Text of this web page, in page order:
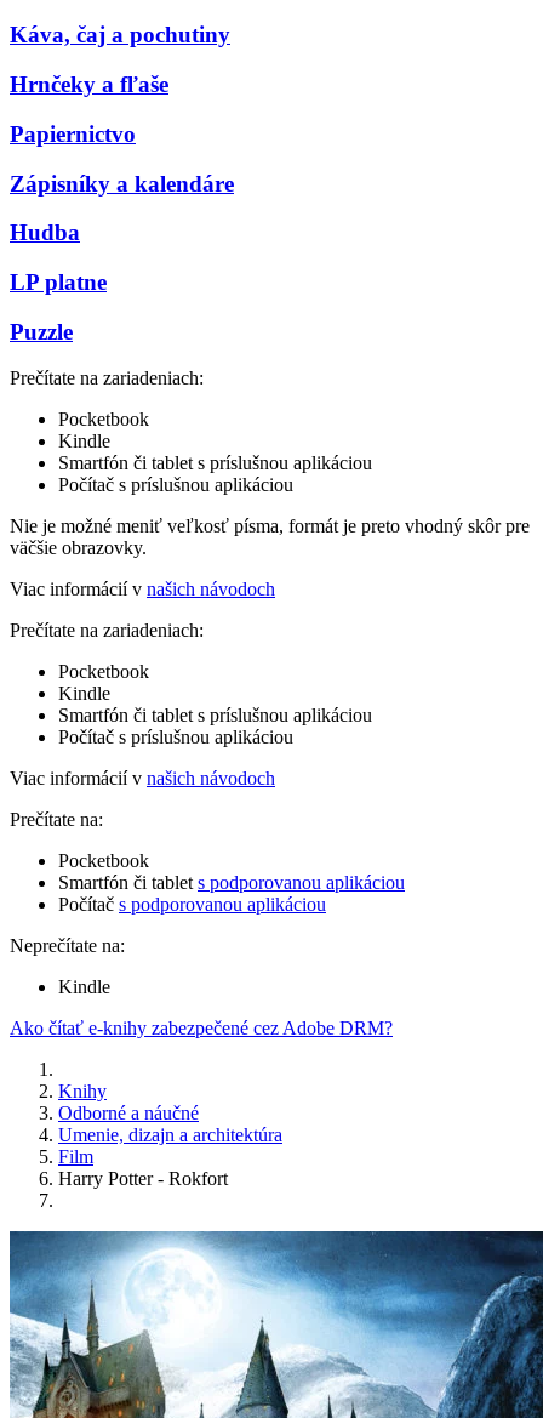
Káva, čaj a pochutiny
Hrnčeky a fľaše
Papiernictvo
Zápisníky a kalendáre
Hudba
LP platne
Puzzle
Prečítate na zariadeniach:
Pocketbook
Kindle
Smartfón či tablet s príslušnou aplikáciou
Počítač s príslušnou aplikáciou
Nie je možné meniť veľkosť písma, formát je preto vhodný skôr pre
väčšie obrazovky.
Viac informácií v našich návodoch
Prečítate na zariadeniach:
Pocketbook
Kindle
Smartfón či tablet s príslušnou aplikáciou
Počítač s príslušnou aplikáciou
Viac informácií v našich návodoch
Prečítate na:
Pocketbook
Smartfón či tablet s podporovanou aplikáciou
Počítač s podporovanou aplikáciou
Neprečítate na:
Kindle
Ako čítať e-knihy zabezpečené cez Adobe DRM?
Knihy
Odborné a náučné
Umenie, dizajn a architektúra
Film
Harry Potter - Rokfort